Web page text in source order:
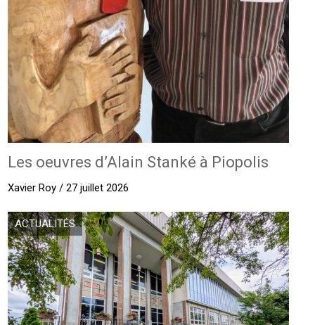
Les oeuvres d’Alain Stanké à Piopolis
Xavier Roy / 27 juillet 2026
ACTUALITÉS